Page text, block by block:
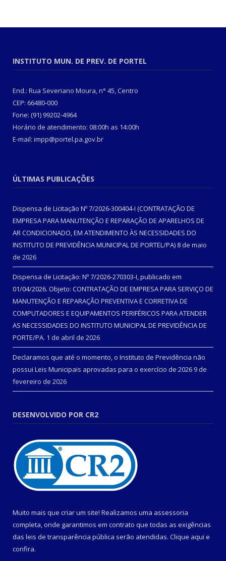
INSTITUTO MUN. DE PREV. DE PORTEL
End.: Rua Severiano Moura, n° 45, Centro
CEP: 66480-000
Fone: (91) 99202-4964
Horário de atendimento: 08:00h as 14:00h
E-mail: impp@portel.pa.gov.br
ÚLTIMAS PUBLICAÇÕES
Dispensa de Licitação Nº 7/2026-300404-I (CONTRATAÇÃO DE
EMPRESA PARA MANUTENÇÃO E REPARAÇÃO DE APARELHOS DE
AR CONDICIONADO, EM ATENDIMENTO ÀS NECESSIDADES DO
INSTITUTO DE PREVIDÊNCIA MUNICIPAL DE PORTEL/PA) 8 de maio
de 2026
Dispensa de Licitação: Nº 7/2026-270303-I, publicado em
01/04/2026. Objeto: CONTRATAÇÃO DE EMPRESA PARA SERVIÇO DE
MANUTENÇÃO E REPARAÇÃO PREVENTIVA E CORRETIVA DE
COMPUTADORES E EQUIPAMENTOS PERIFÉRICOS PARA ATENDER
AS NECESSIDADES DO INSTITUTO MUNICIPAL DE PREVIDÊNCIA DE
PORTE/PA. 1 de abril de 2026
Declaramos que até o momento, o Instituto de Previdência não
possui Leis Municipais aprovadas para o exercício de 2026 9 de
fevereiro de 2026
DESENVOLVIDO POR CR2
Muito mais que criar um site! Realizamos uma assessoria
completa, onde garantimos em contrato que todas as exigências
das leis de transparência pública serão atendidas. Clique aqui e
confira.